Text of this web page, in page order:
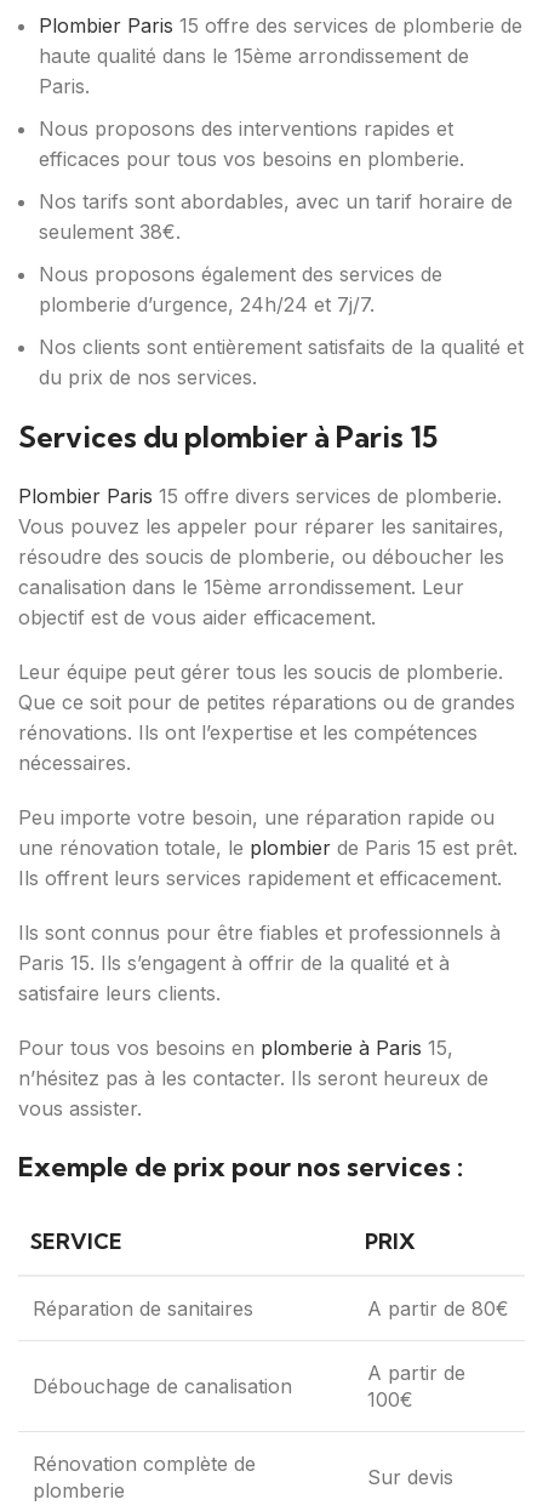
Plombier Paris 15 offre des services de plomberie de
haute qualité dans le 15ème arrondissement de
Paris.
Nous proposons des interventions rapides et
efficaces pour tous vos besoins en plomberie.
Nos tarifs sont abordables, avec un tarif horaire de
seulement 38€.
Nous proposons également des services de
plomberie d’urgence, 24h/24 et 7j/7.
Nos clients sont entièrement satisfaits de la qualité et
du prix de nos services.
Services du plombier à Paris 15
Plombier Paris 15 offre divers services de plomberie.
Vous pouvez les appeler pour réparer les sanitaires,
résoudre des soucis de plomberie, ou déboucher les
canalisation dans le 15ème arrondissement. Leur
objectif est de vous aider efficacement.
Leur équipe peut gérer tous les soucis de plomberie.
Que ce soit pour de petites réparations ou de grandes
rénovations. Ils ont l’expertise et les compétences
nécessaires.
Peu importe votre besoin, une réparation rapide ou
une rénovation totale, le plombier de Paris 15 est prêt.
Ils offrent leurs services rapidement et efficacement.
Ils sont connus pour être fiables et professionnels à
Paris 15. Ils s’engagent à offrir de la qualité et à
satisfaire leurs clients.
Pour tous vos besoins en plomberie à Paris 15,
n’hésitez pas à les contacter. Ils seront heureux de
vous assister.
Exemple de prix pour nos services :
SERVICE PRIX
Réparation de sanitaires A partir de 80€
Débouchage de canalisation
A partir de
100€
Rénovation complète de
plomberie
Sur devis